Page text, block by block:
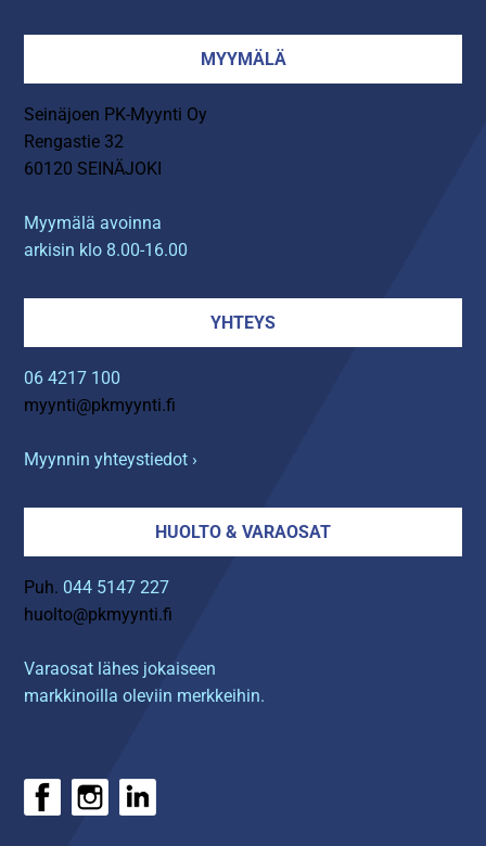
MYYMÄLÄ
Seinäjoen PK-Myynti Oy
Rengastie 32
60120 SEINÄJOKI
Myymälä avoinna
arkisin klo 8.00-16.00
YHTEYS
06 4217 100
myynti@pkmyynti.fi
Myynnin yhteystiedot ›
HUOLTO & VARAOSAT
Puh. 044 5147 227
huolto@pkmyynti.fi
Varaosat lähes jokaiseen
markkinoilla oleviin merkkeihin.